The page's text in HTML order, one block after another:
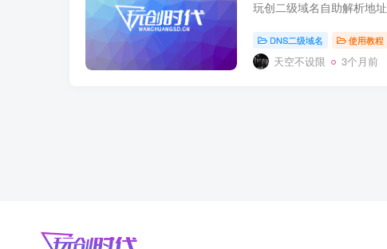
DNS二级域名 使用教程
天空不设限 3个月前